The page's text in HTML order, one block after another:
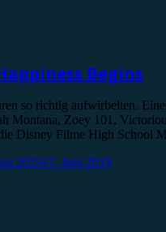
Begins
so richtig aufwirbelten.
Zoey 101,
Disney Filme High School
201917. Juni 2019